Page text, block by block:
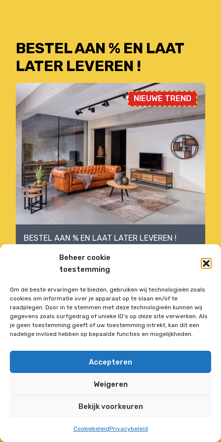
Beheer cookie
toestemming
Om de beste ervaringen te bieden, gebruiken wij technologieën zoals
cookies om informatie over je apparaat op te slaan en/of te
raadplegen. Door in te stemmen met deze technologieën kunnen wij
gegevens zoals surfgedrag of unieke ID's op deze site verwerken. Als
je geen toestemming geeft of uw toestemming intrekt, kan dit een
nadelige invloed hebben op bepaalde functies en mogelijkheden.
Accepteren
Weigeren
Bekijk voorkeuren
CookiebeleidPrivacybeleid
BESTEL AAN % EN LAAT
LATER LEVEREN !
BESTEL AAN % EN LAAT LATER LEVEREN !
NIEUWE TREND
Vorige aanbieding Volgende aanbieding
Deze website is Fraai
Nederlands